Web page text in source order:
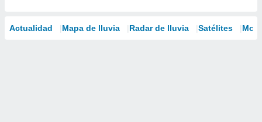
Actualidad Mapa de lluvia Radar de lluvia Satélites